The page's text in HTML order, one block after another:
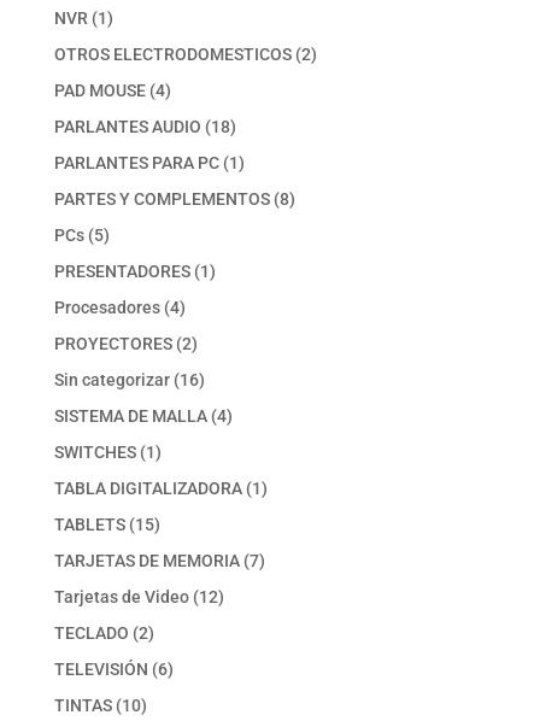
NVR 11
producto
OTROS ELECTRODOMESTICOS 22
PAD MOUSE 44
productos
PARLANTES AUDIO 1818
productos
PARLANTES PARA PC 11
producto
PARTES Y COMPLEMENTOS 88
PCs 55
productos
PRESENTADORES 11
Procesadores 44
productos
PROYECTORES 22
productos
Sin categorizar 1616
productos
SISTEMA DE MALLA 44
SWITCHES 11
producto
TABLA DIGITALIZADORA 11
TABLETS 1515
productos
TARJETAS DE MEMORIA 77
Tarjetas de Video 1212
TECLADO 22
productos
TELEVISIÓN 66
TINTAS 1010